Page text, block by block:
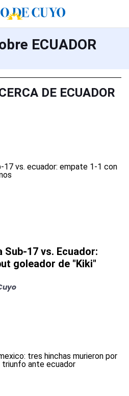
ECUADOR
DE ECUADOR
17 vs. Ecuador:
goleador de "Kiki"